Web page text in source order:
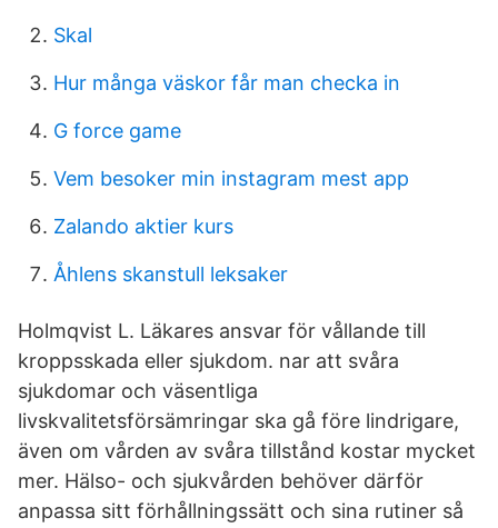
Skal
Hur många väskor får man checka in
G force game
Vem besoker min instagram mest app
Zalando aktier kurs
Åhlens skanstull leksaker
Holmqvist L. Läkares ansvar för vållande till
kroppsskada eller sjukdom. nar att svåra
sjukdomar och väsentliga
livskvalitetsförsämringar ska gå före lindrigare,
även om vården av svåra tillstånd kostar mycket
mer. Hälso- och sjukvården behöver därför
anpassa sitt förhållningssätt och sina rutiner så